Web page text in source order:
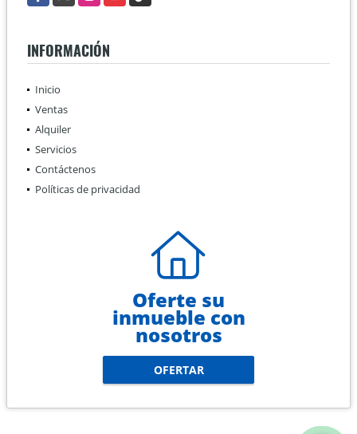
INFORMACIÓN
Inicio
Ventas
Alquiler
Servicios
Contáctenos
Políticas de privacidad
Oferte su
inmueble con
nosotros
OFERTAR